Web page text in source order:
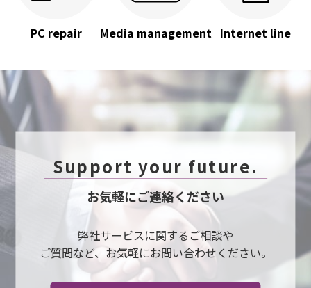
PC repair Media management Internet line
Support your future.
お気軽にご連絡ください
弊社サービスに関するご相談や
ご質問など、お気軽にお問い合わせください。